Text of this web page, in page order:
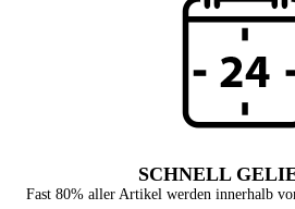
SCHNELL
Fast 80% aller Artikel werden innerhalb